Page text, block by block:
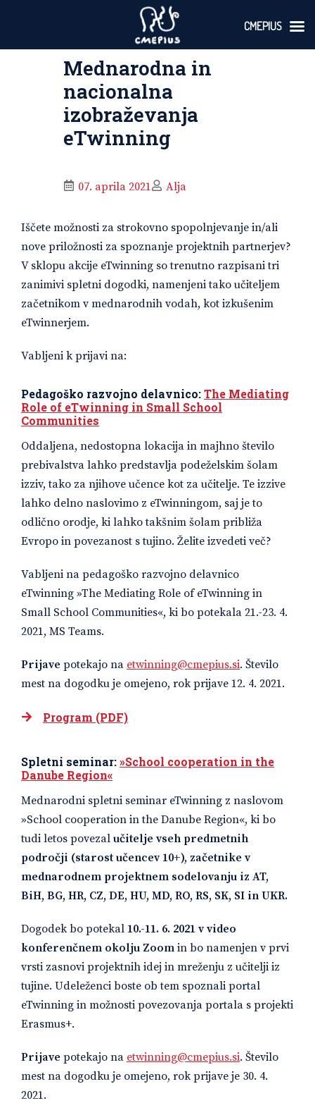
Mednarodna in
nacionalna
izobraževanja
eTwinning
07. aprila 2021 Alja
Iščete možnosti za strokovno spopolnjevanje in/ali
nove priložnosti za spoznanje projektnih partnerjev?
V sklopu akcije eTwinning so trenutno razpisani tri
zanimivi spletni dogodki, namenjeni tako učiteljem
začetnikom v mednarodnih vodah, kot izkušenim
eTwinnerjem.
Vabljeni k prijavi na:
Pedagoško razvojno delavnico:The Mediating
Role of eTwinning in Small School
Communities
Oddaljena, nedostopna lokacija in majhno število
prebivalstva lahko predstavlja podeželskim šolam
izziv, tako za njihove učence kot za učitelje. Te izzive
lahko delno naslovimo z eTwinningom, saj je to
odlično orodje, ki lahko takšnim šolam približa
Evropo in povezanost s tujino. Želite izvedeti več?
Vabljeni na pedagoško razvojno delavnico
eTwinning »The Mediating Role of eTwinning in
Small School Communities«, ki bo potekala 21.-23. 4.
2021, MS Teams.
Prijave potekajo na etwinning@cmepius.si. Število
mest na dogodku je omejeno, rok prijave 12. 4. 2021.
Program (PDF)
Spletni seminar:»School cooperation in the
Danube Region«
Mednarodni spletni seminar eTwinning z naslovom
»School cooperation in the Danube Region«, ki bo
tudi letos povezal učitelje vseh predmetnih
področji (starost učencev 10+), začetnike v
mednarodnem projektnem sodelovanju iz AT,
BiH, BG, HR, CZ, DE, HU, MD, RO, RS, SK, SI in UKR.
Dogodek bo potekal 10.-11. 6. 2021 v video
konferenčnem okolju Zoom in bo namenjen v prvi
vrsti zasnovi projektnih idej in mreženju z učitelji iz
tujine. Udeleženci boste ob tem spoznali portal
eTwinning in možnosti povezovanja portala s projekti
Erasmus+.
Prijave potekajo na etwinning@cmepius.si. Število
mest na dogodku je omejeno, rok prijave je 30. 4.
2021.
CMEPIUS